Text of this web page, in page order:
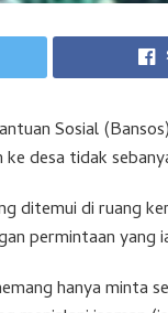
Sosial
desa tidak
ditemui di ruang
permintaan yang
hanya minta